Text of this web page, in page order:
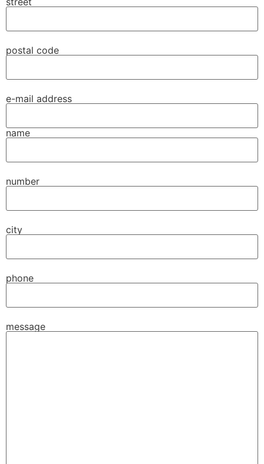
postal code
e-mail address
name
number
city
phone
message